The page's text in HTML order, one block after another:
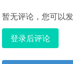
暂无评论，您可以
登录后评论